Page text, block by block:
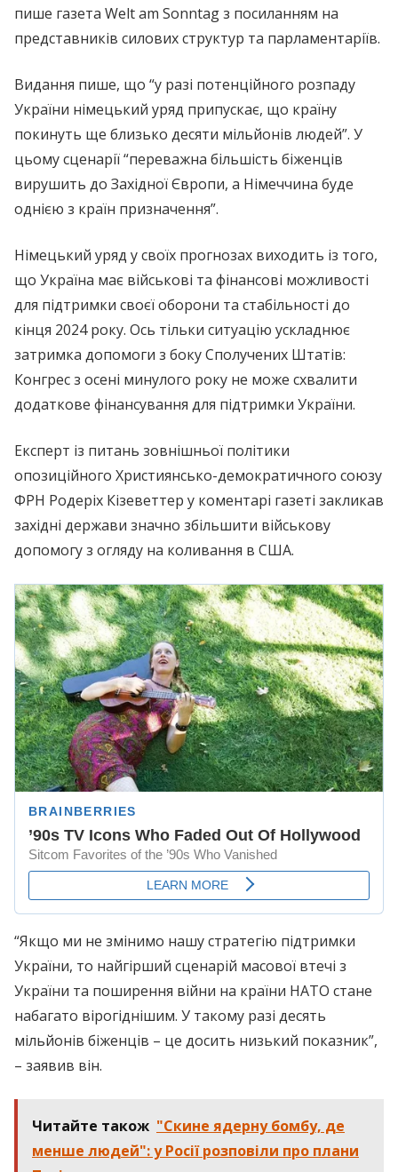
пише газета Welt am Sonntag з посиланням на
представників силових структур та парламентаріїв.
Видання пише, що “у разі потенційного розпаду
України німецький уряд припускає, що країну
покинуть ще близько десяти мільйонів людей”. У
цьому сценарії “переважна більшість біженців
вирушить до Західної Європи, а Німеччина буде
однією з країн призначення”.
Німецький уряд у своїх прогнозах виходить із того,
що Україна має військові та фінансові можливості
для підтримки своєї оборони та стабільності до
кінця 2024 року. Ось тільки ситуацію ускладнює
затримка допомоги з боку Сполучених Штатів:
Конгрес з осені минулого року не може схвалити
додаткове фінансування для підтримки України.
Експерт із питань зовнішньої політики
опозиційного Християнсько-демократичного союзу
ФРН Родеріх Кізеветтер у коментарі газеті закликав
західні держави значно збільшити військову
допомогу з огляду на коливання в США.
“Якщо ми не змінимо нашу стратегію підтримки
України, то найгірший сценарій масової втечі з
України та поширення війни на країни НАТО стане
набагато вірогіднішим. У такому разі десять
мільйонів біженців – це досить низький показник”,
– заявив він.
Читайте також "Скине ядерну бомбу, де
менше людей": у Росії розповіли про плани